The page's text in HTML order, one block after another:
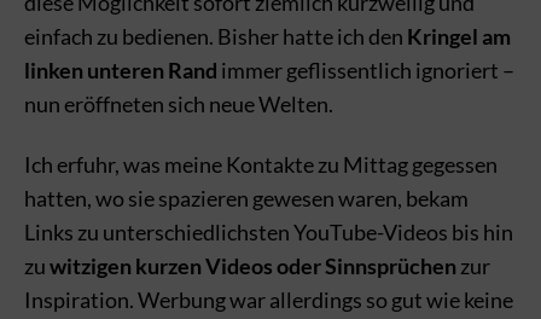
einfach zu bedienen. Bisher hatte ich den Kringel am
linken unteren Rand immer geflissentlich ignoriert –
nun eröffneten sich neue Welten.
Ich erfuhr, was meine Kontakte zu Mittag gegessen
hatten, wo sie spazieren gewesen waren, bekam
Links zu unterschiedlichsten YouTube-Videos bis hin
zuwitzigen kurzen Videos oder Sinnsprüchen zur
Inspiration. Werbung war allerdings so gut wie keine